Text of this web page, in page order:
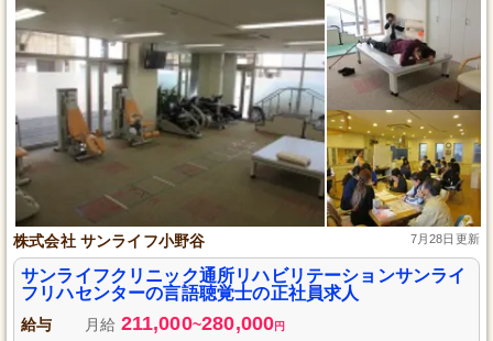
株式会社 サンライフ小野谷 7月28日更新
サンライフクリニック通所リハビリテーションサンライ
フリハセンターの言語聴覚士の正社員求人
給与 月給 211,000~280,000円